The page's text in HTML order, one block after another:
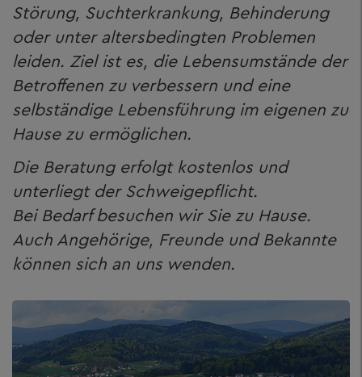
Störung, Suchterkrankung, Behinderung
oder unter altersbedingten Problemen
leiden. Ziel ist es, die Lebensumstände der
Betroffenen zu verbessern und eine
selbständige Lebensführung im eigenen zu
Hause zu ermöglichen.
Die Beratung erfolgt kostenlos und
unterliegt der Schweigepflicht.
Bei Bedarf besuchen wir Sie zu Hause.
Auch Angehörige, Freunde und Bekannte
können sich an uns wenden.